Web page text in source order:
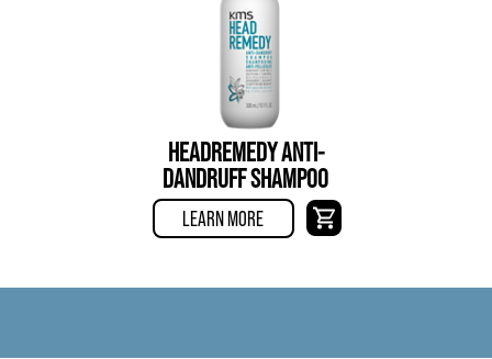
HEADREMEDY ANTI-
DANDRUFF SHAMPOO
LEARN MORE